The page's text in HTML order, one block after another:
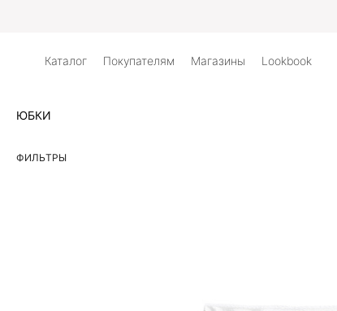
Каталог Покупателям Магазины Lookbook
ЮБКИ
ФИЛЬТРЫ